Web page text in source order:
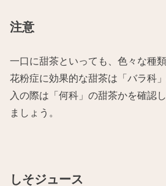
注意
一口に甜茶といっても、色々な種類
花粉症に効果的な甜茶は「バラ科
入の際は「何科」の甜茶かを確認
ましょう。
しそジュース